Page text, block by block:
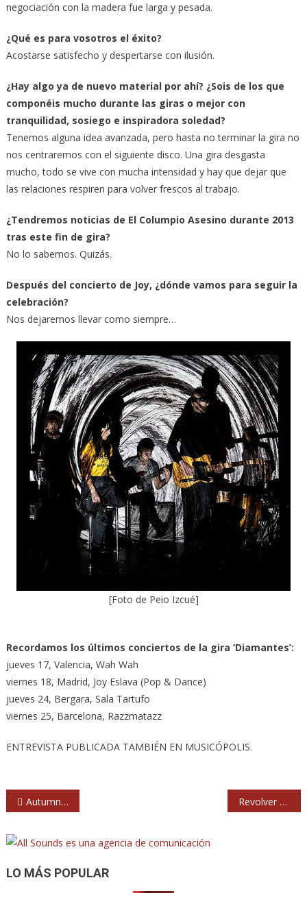
negociación con la madera fue larga y pesada.
¿Qué es para vosotros el éxito?
Acostarse satisfecho y despertarse con ilusión.
¿Hay algo ya de nuevo material por ahí? ¿Sois de los que
componéis mucho durante las giras o mejor con
tranquilidad, sosiego e inspiradora soledad?
Tenemos alguna idea avanzada, pero hasta no terminar la gira no
nos centraremos con el siguiente disco. Una gira desgasta
mucho, todo se vive con mucha intensidad y hay que dejar que
las relaciones respiren para volver frescos al trabajo.
¿Tendremos noticias de El Columpio Asesino durante 2013
tras este fin de gira?
No lo sabemos. Quizás.
Después del concierto de Joy, ¿dónde vamos para seguir la
celebración?
Nos dejaremos llevar como siempre…
[Foto de Peio Izcué]
Recordamos los últimos conciertos de la gira ‘Diamantes’:
jueves 17, Valencia, Wah Wah
viernes 18, Madrid, Joy Eslava (Pop & Dance)
jueves 24, Bergara, Sala Tartufo
viernes 25, Barcelona, Razzmatazz
ENTREVISTA PUBLICADA TAMBIÉN EN MUSICÓPOLIS.
Navegación
entradas
Autumn Comets presentan el primer single de su nuevo disco Revolver grabarán un disco en directo en Madrid con invitados especiales
LO MÁS POPULAR